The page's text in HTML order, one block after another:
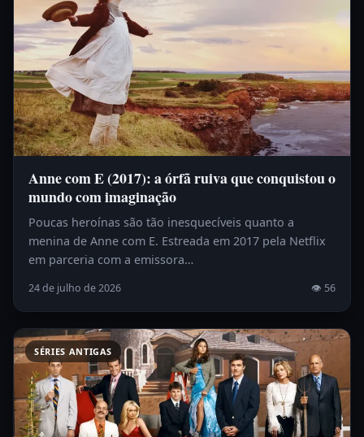
Anne com E (2017): a órfã ruiva que conquistou o
mundo com imaginação
Poucas heroínas são tão inesquecíveis quanto a
menina de Anne com E. Estreada em 2017 pela Netflix
em parceria com a emissora…
24 de julho de 2026 👁 56
SÉRIES ANTIGAS